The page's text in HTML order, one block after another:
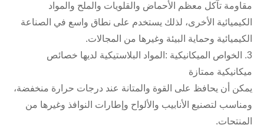
مقاومة تآكل معظم الأحماض والقلويات والملح والمواد
الكيميائية الأخرى، لذلك يستخدم على نطاق واسع في الصناعة
الكيميائية وحماية البيئة وغيرها من المجالات.
3. الخواص الميكانيكية :
المواد البلاستيكية لديها خصائص
ميكانيكية ممتازة
يمكن أن يحافظ على القوة والمتانة عند درجات حرارة منخفضة،
ومناسب لتصنيع الأنابيب والألواح وإطارات النوافذ وغيرها من
المنتجات.